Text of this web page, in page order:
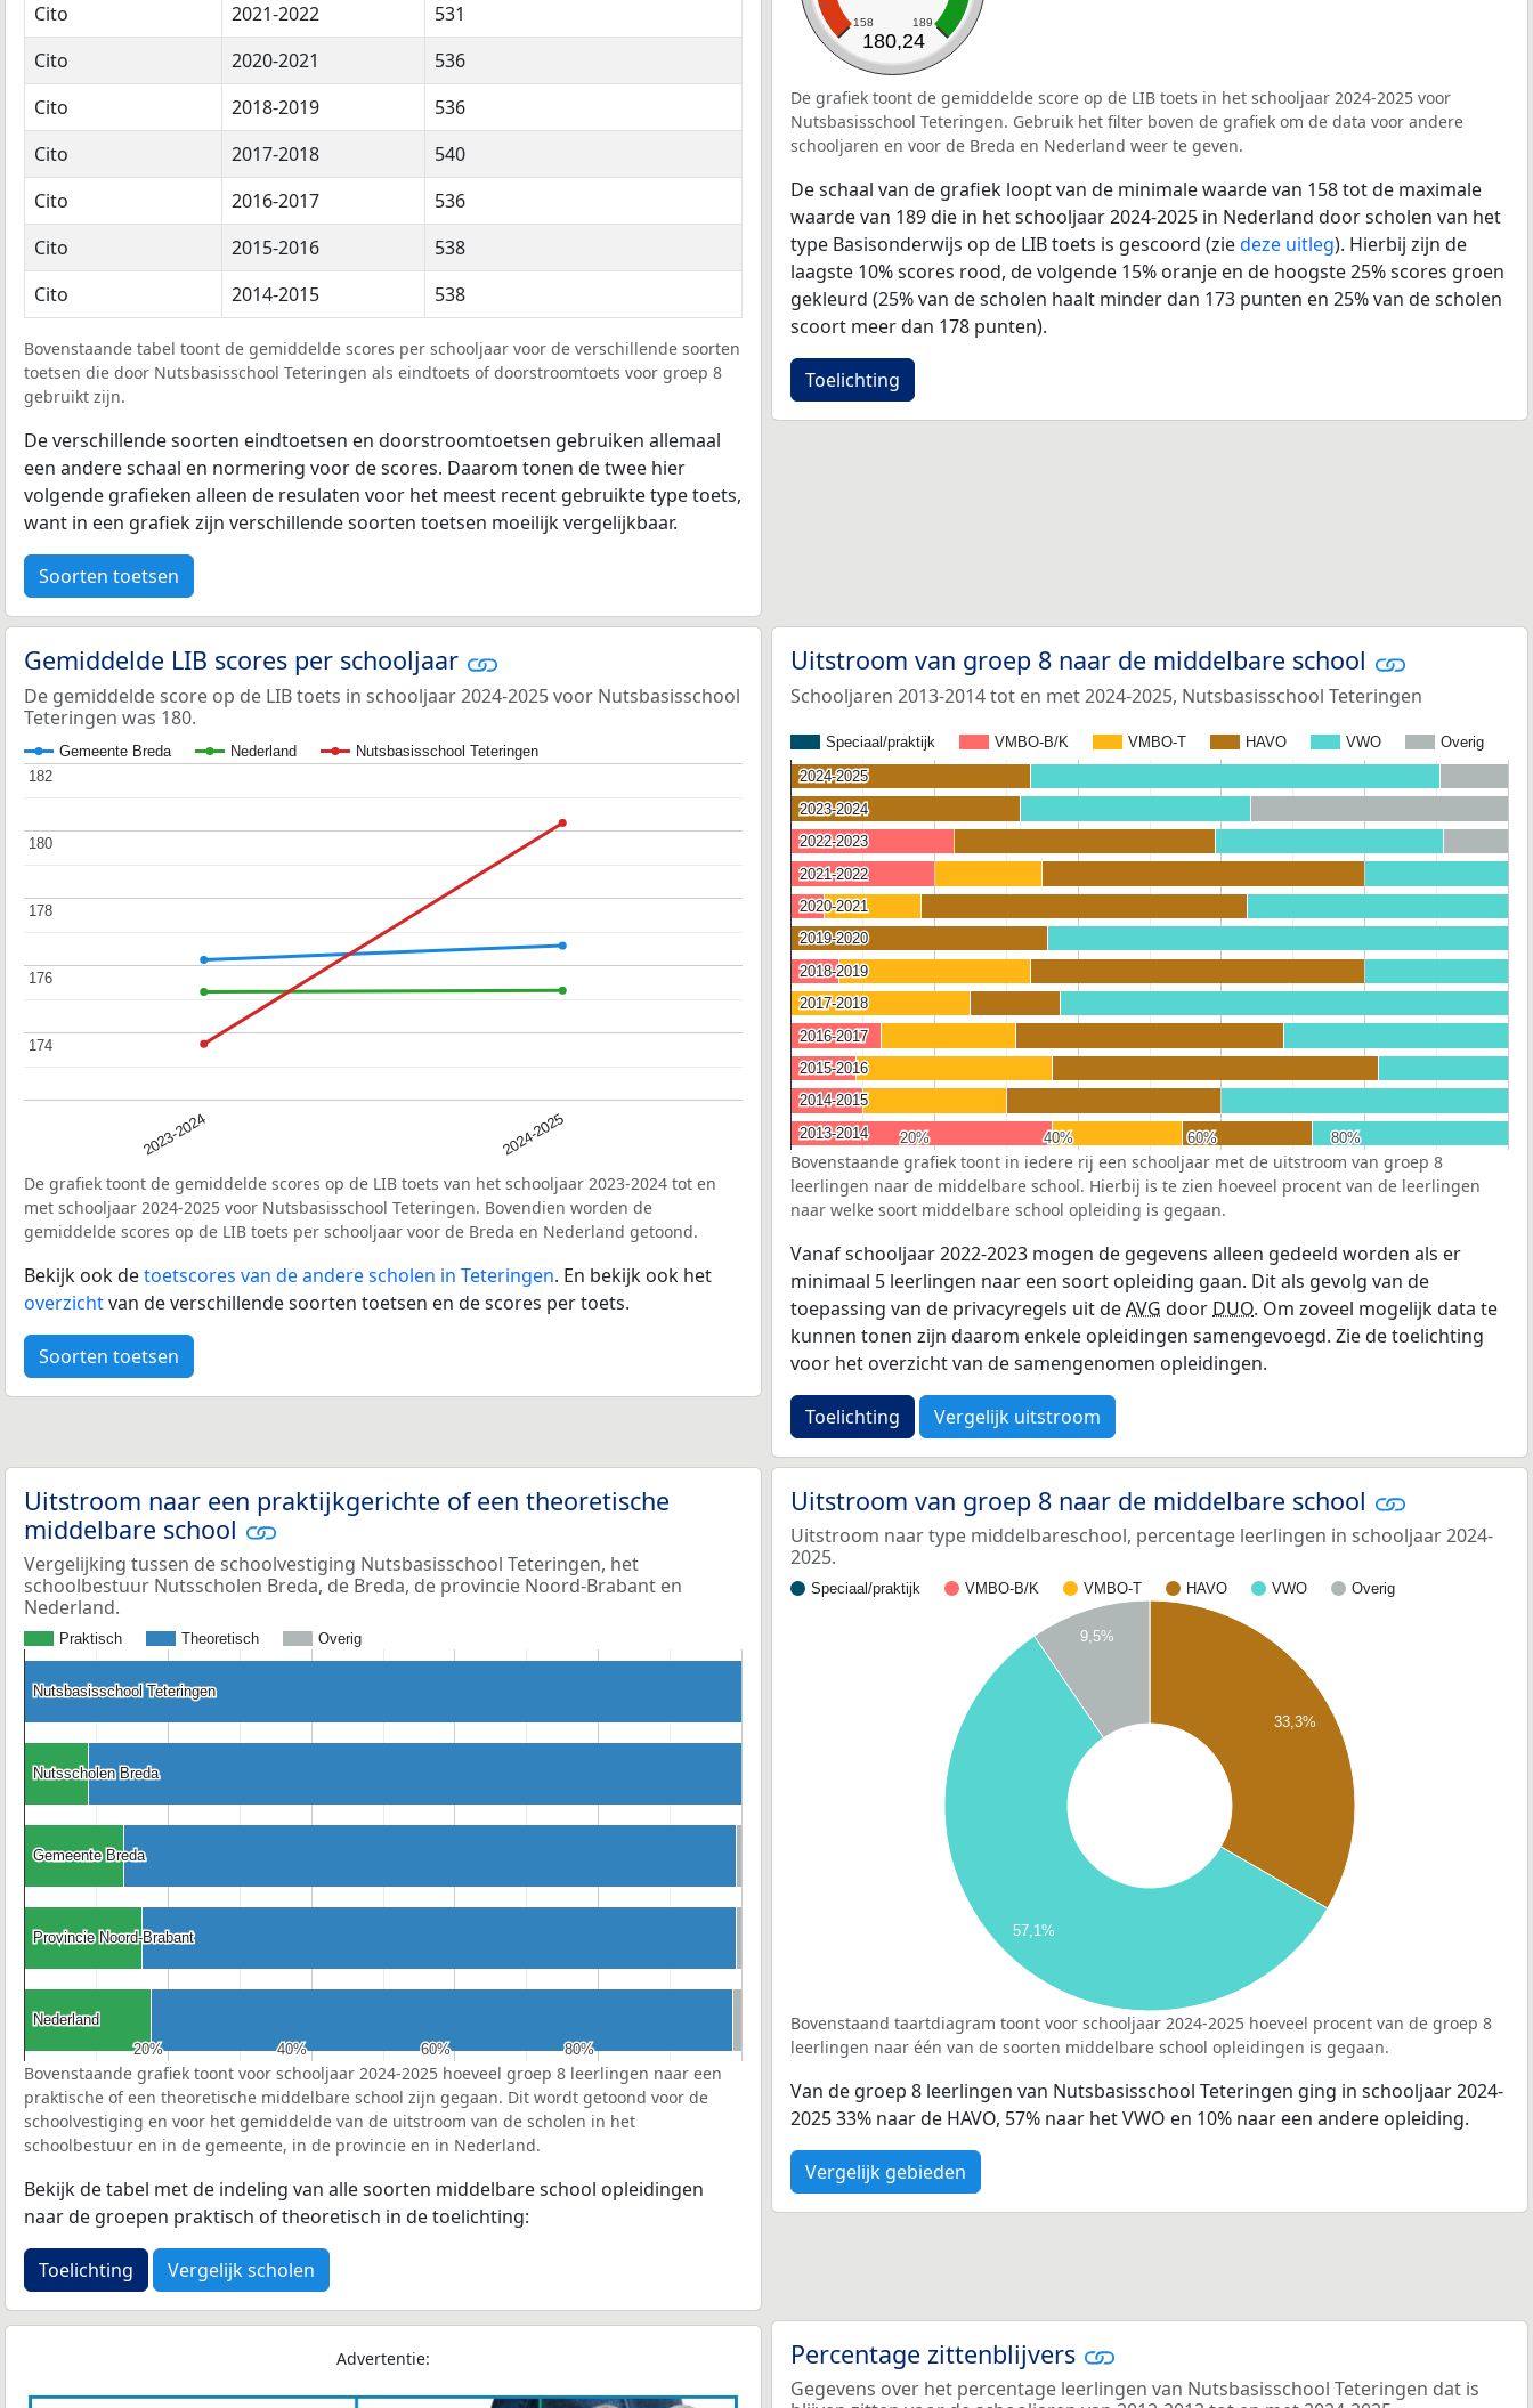
Cito
2021-2022
531
Cito
2020-2021
536
Cito
2018-2019
536
Cito
2017-2018
540
Cito
2016-2017
536
Cito
2015-2016
538
Cito
2014-2015 538
Bovenstaande tabel toont de gemiddelde scores per schooljaar voor de verschillende soorten
toetsen die door Nutsbasisschool Teteringen als eindtoets of doorstroomtoets voor groep 8
gebruikt zijn.
De verschillende soorten eindtoetsen en doorstroomtoetsen gebruiken allemaal
een andere schaal en normering voor de scores. Daarom tonen de twee hier
volgende grafieken alleen de resulaten voor het meest recent gebruikte type toets,
want in een grafiek zijn verschillende soorten toetsen moeilijk vergelijkbaar.
Soorten toetsen
158 189
180,24
De grafiek toont de gemiddelde score op de LIB toets in het schooljaar 2024-2025 voor
Nutsbasisschool Teteringen. Gebruik het filter boven de grafiek om de data voor andere
schooljaren en voor de Breda en Nederland weer te geven.
De schaal van de grafiek loopt van de minimale waarde van 158 tot de maximale
waarde van 189 die in het schooljaar 2024-2025 in Nederland door scholen van het
type Basisonderwijs op de LIB toets is gescoord (ziedeze uitleg). Hierbij zijn de
laagste 10% scores rood, de volgende 15% oranje en de hoogste 25% scores groen
gekleurd (25% van de scholen haalt minder dan 173 punten en 25% van de scholen
scoort meer dan 178 punten).
Toelichting
Gemiddelde LIB scores per schooljaar
De gemiddelde score op de LIB toets in schooljaar 2024-2025 voor Nutsbasisschool
Teteringen was 180.
Gemeente Breda Nederland Nutsbasisschool Teteringen
2023-2024 2024-2025
174
174
176
176
178
178
180
180
182
182
De grafiek toont de gemiddelde scores op de LIB toets van het schooljaar 2023-2024 tot en
met schooljaar 2024-2025 voor Nutsbasisschool Teteringen. Bovendien worden de
gemiddelde scores op de LIB toets per schooljaar voor de Breda en Nederland getoond.
Bekijk ook detoetscores van de andere scholen in Teteringen. En bekijk ook het
overzichtvan de verschillende soorten toetsen en de scores per toets.
Soorten toetsen
Uitstroom van groep 8 naar de middelbare school
Schooljaren 2013-2014 tot en met 2024-2025, Nutsbasisschool Teteringen
Speciaal/praktijk VMBO-B/K VMBO-T HAVO VWO Overig
20%
20% 40%
40% 60%
60% 80%
80%
2024-2025
2024-2025
2023-2024
2023-2024
2022-2023
2022-2023
2021-2022
2021-2022
2020-2021
2020-2021
2019-2020
2019-2020
2018-2019
2018-2019
2017-2018
2017-2018
2016-2017
2016-2017
2015-2016
2015-2016
2014-2015
2014-2015
2013-2014
2013-2014
Bovenstaande grafiek toont in iedere rij een schooljaar met de uitstroom van groep 8
leerlingen naar de middelbare school. Hierbij is te zien hoeveel procent van de leerlingen
naar welke soort middelbare school opleiding is gegaan.
Vanaf schooljaar 2022-2023 mogen de gegevens alleen gedeeld worden als er
minimaal 5 leerlingen naar een soort opleiding gaan. Dit als gevolg van de
toepassing van de privacyregels uit deAVG door DUO. Om zoveel mogelijk data te
kunnen tonen zijn daarom enkele opleidingen samengevoegd. Zie de toelichting
voor het overzicht van de samengenomen opleidingen.
Toelichting Vergelijk uitstroom
Uitstroom naar een praktijkgerichte of een theoretische
middelbare school
Vergelijking tussen de schoolvestiging Nutsbasisschool Teteringen, het
schoolbestuur Nutsscholen Breda, de Breda, de provincie Noord-Brabant en
Nederland.
Praktisch Theoretisch Overig
20%
20% 40%
40% 60%
60% 80%
80%
Nutsbasisschool Teteringen
Nutsbasisschool Teteringen
Nutsscholen Breda
Nutsscholen Breda
Gemeente Breda
Gemeente Breda
Provincie Noord-Brabant
Provincie Noord-Brabant
Nederland
Nederland
Bovenstaande grafiek toont voor schooljaar 2024-2025 hoeveel groep 8 leerlingen naar een
praktische of een theoretische middelbare school zijn gegaan. Dit wordt getoond voor de
schoolvestiging en voor het gemiddelde van de uitstroom van de scholen in het
schoolbestuur en in de gemeente, in de provincie en in Nederland.
Bekijk de tabel met de indeling van alle soorten middelbare school opleidingen
naar de groepen praktisch of theoretisch in de toelichting:
Toelichting Vergelijk scholen
Uitstroom van groep 8 naar de middelbare school
Uitstroom naar type middelbareschool, percentage leerlingen in schooljaar 2024-
2025.
Speciaal/praktijk VMBO-B/K VMBO-T HAVO VWO Overig
33,3%
9,5%
57,1%
Bovenstaand taartdiagram toont voor schooljaar 2024-2025 hoeveel procent van de groep 8
leerlingen naar één van de soorten middelbare school opleidingen is gegaan.
Van de groep 8 leerlingen van Nutsbasisschool Teteringen ging in schooljaar 2024-
2025 33% naar de HAVO, 57% naar het VWO en 10% naar een andere opleiding.
Vergelijk gebieden
Advertentie: Percentage zittenblijvers
Gegevens over het percentage leerlingen van Nutsbasisschool Teteringen dat is